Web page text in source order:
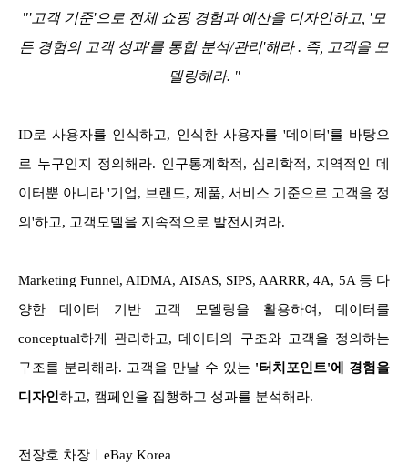
"'고객 기준'으로 전체 쇼핑 경험과 예산을 디자인하고, '모
든 경험의 고객 성과'를 통합 분석/관리'해라 . 즉, 고객을 모
델링해라. "
ID로 사용자를 인식하고, 인식한 사용자를 '데이터'를 바탕으
로 누구인지 정의해라. 인구통계학적, 심리학적, 지역적인 데
이터뿐 아니라 '기업, 브랜드, 제품, 서비스 기준으로 고객을 정
의'하고, 고객모델을 지속적으로 발전시켜라.
Marketing Funnel, AIDMA, AISAS, SIPS, AARRR, 4A, 5A 등 다
양한 데이터 기반 고객 모델링을 활용하여, 데이터를
conceptual하게 관리하고,데이터의 구조와 고객을 정의하는
구조를 분리해라. 고객을 만날 수 있는 '터치포인트'에 경험을
디자인하고, 캠페인을 집행하고 성과를 분석해라.
전장호 차장ㅣeBay Korea